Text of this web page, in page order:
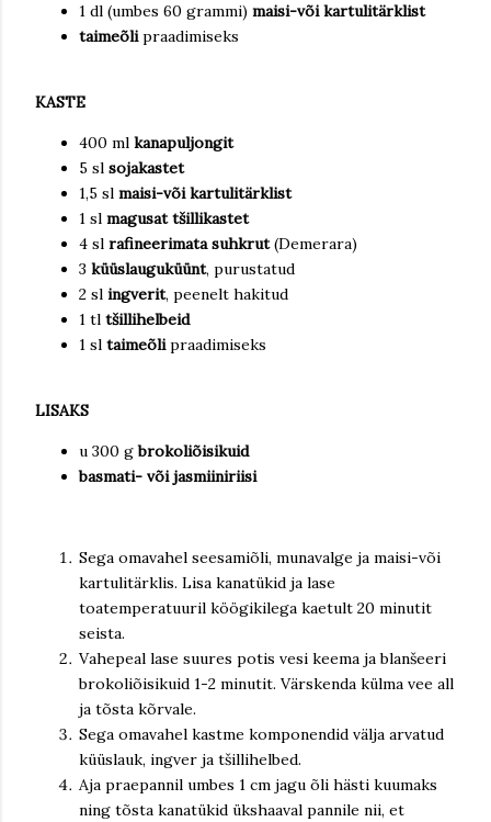
1 dl (umbes 60 grammi) maisi-või kartulitärklist
taimeõlipraadimiseks
KASTE
400 ml kanapuljongit
5 sl sojakastet
1,5 sl maisi-või kartulitärklist
1 sl magusat tšillikastet
4 sl rafineerimata suhkrut(Demerara)
3 küüslauguküünt, purustatud
2 sl ingverit, peenelt hakitud
1 tl tšillihelbeid
1 sl taimeõlipraadimiseks
LISAKS
u 300 gbrokoliõisikuid
basmati- või jasmiiniriisi
Sega omavahel seesamiõli, munavalge ja maisi-või
kartulitärklis. Lisa kanatükid ja lase
toatemperatuuril köögikilega kaetult 20 minutit
seista.
Vahepeal lase suures potis vesi keema ja blanšeeri
brokoliõisikuid 1-2 minutit. Värskenda külma vee all
ja tõsta kõrvale.
Sega omavahel kastme komponendid välja arvatud
küüslauk, ingver ja tšillihelbed.
Aja praepannil umbes 1 cm jagu õli hästi kuumaks
ning tõsta kanatükid ükshaaval pannile nii, et